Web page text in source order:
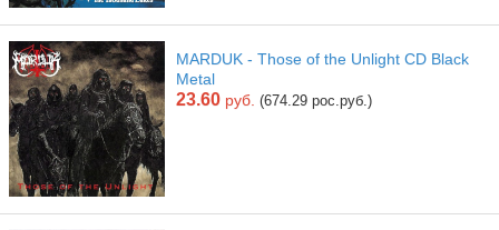
MARDUK - Those of the Unlight CD Black
Metal
23.60 руб. (674.29 рос.руб.)